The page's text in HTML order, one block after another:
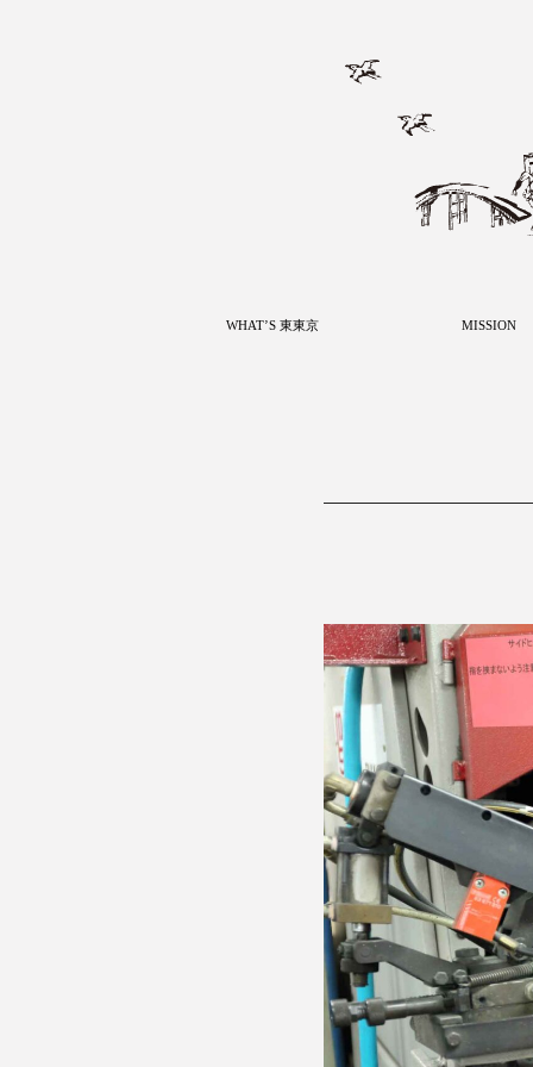
WHAT’S 東東京 MISSION